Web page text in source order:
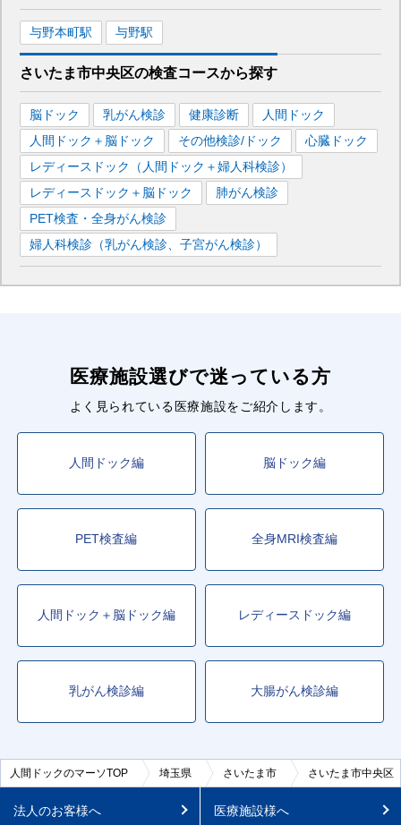
与野本町駅 与野駅
さいたま市中央区の検査コースから探す
脳ドック 乳がん検診 健康診断
人間ドック
人間ドック＋脳ドック
その他検診/ドック
心臓ドック
レディースドック（人間ドック＋婦人科検診）
レディースドック＋脳ドック
肺がん検診
PET検査・全身がん検診
婦人科検診（乳がん検診、子宮がん検診）
医療施設選びで迷っている方
よく見られている医療施設をご紹介します。
人間ドック編 脳ドック編
PET検査編 全身MRI検査編
人間ドック＋脳ドック編 レディースドック編
乳がん検診編 大腸がん検診編
人間ドックのマーソTOP 埼玉県 さいたま市 さいたま市中央区
法人のお客様へ 医療施設様へ